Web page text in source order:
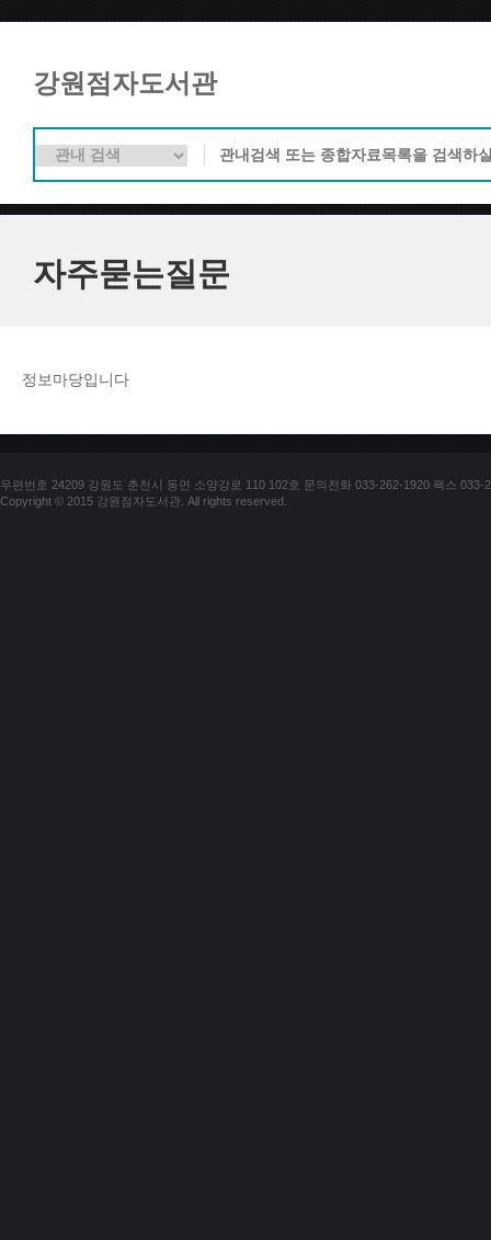
강원점자도서관
자주묻는질문
정보마당입니다
우편번호 24209 강원도 춘천시 동면 소양강로 110 102호 문의전화 033-262-1920 팩스 033-
Copyright © 2015 강원점자도서관. All rights reserved.